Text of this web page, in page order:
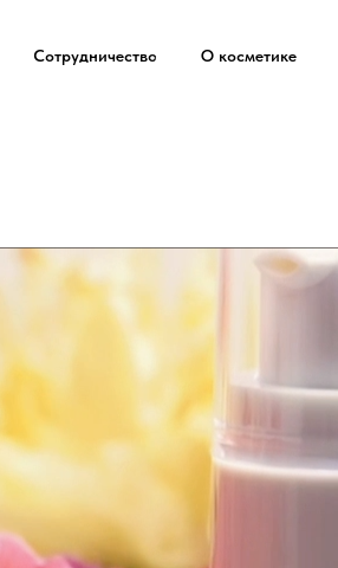
Сотрудничество О косметике